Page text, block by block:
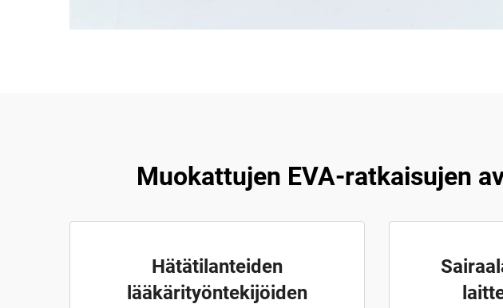
Muokattujen EVA-ratkaisujen
Hätätilanteiden
lääkärityöntekijöiden